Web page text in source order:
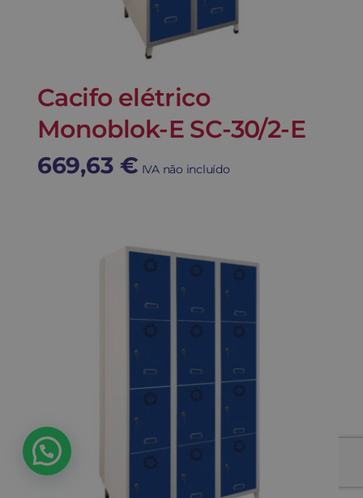
Cacifo elétrico
Monoblok-E SC-30/2-E
669,63 € IVA não incluído